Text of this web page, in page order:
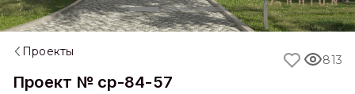
Проекты
Проект № cp-84-57
813